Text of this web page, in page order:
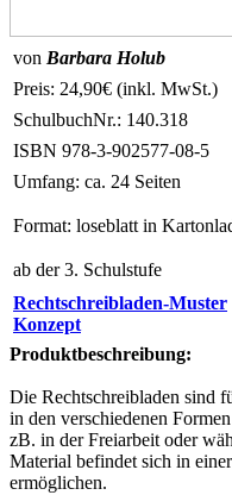
von Barbara Holub
Preis: 24,90€ (inkl. MwSt.)
SchulbuchNr.: 140.318
ISBN 978-3-902577-08-5
Umfang: ca. 24 Seiten
Format: loseblatt in
ab der 3. Schulstufe
Rechtschreibladen-Muster
Konzept
Produktbeschreibung:
Die Rechtschreibladen sind
in den verschiedenen
zB. in der Freiarbeit oder
Material befindet sich in
ermöglichen.